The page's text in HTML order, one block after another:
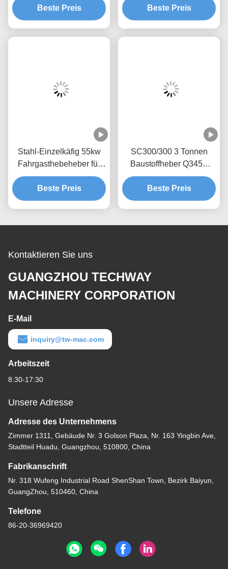
Frequenzumwandlung,
Bauheber,
Beste Preis Beste Preis
Stahl-Einzelkäfig 55kw
Fahrgasthebeheber für
Baustelle SC300
Beste Preis
SC300/300 3 Tonnen
Baustoffheber Q345B
Stahl
Beste Preis
Kontaktieren Sie uns
GUANGZHOU TECHWAY
MACHINERY CORPORATION
E-Mail
inquiry@tw-mac.com
Arbeitszeit
8:30-17:30
Unsere Adresse
Adresse des Unternehmens
Zimmer 1311, Gebäude Nr. 3 Golson Plaza, Nr. 163 Yingbin Ave,
Stadtteil Huadu, Guangzhou, 510800, China
Fabrikanschrift
Nr. 318 Wufeng Industrial Road ShenShan Town, Bezirk Baiyun,
GuangZhou, 510460, China
Telefone
86-20-36969420